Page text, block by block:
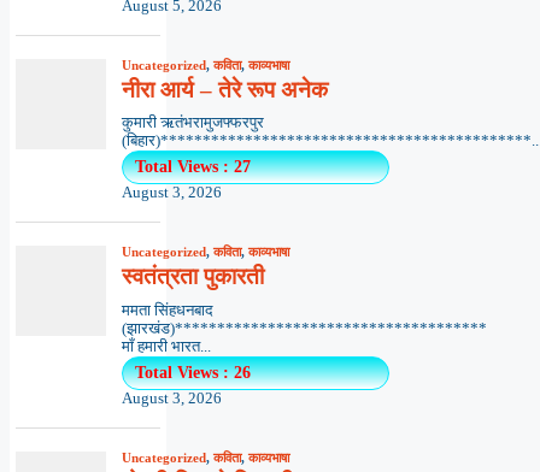
August 5, 2026
Uncategorized,कविता,काव्यभाषा
नीरा आर्य – तेरे रूप अनेक
कुमारी ऋतंभरामुजफ्फरपुर
Total Views : 27
August 3, 2026
Uncategorized,कविता,काव्यभाषा
स्वतंत्रता पुकारती
ममता सिंहधनबाद
(झारखंड)*************************************
माँ हमारी भारत...
Total Views : 26
August 3, 2026
Uncategorized,कविता,काव्यभाषा